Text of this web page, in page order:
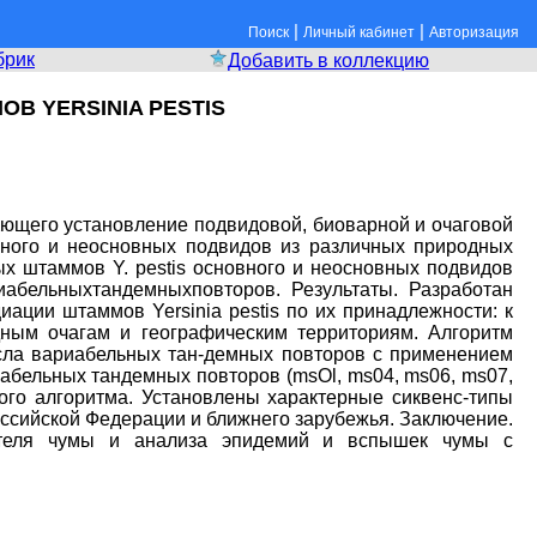
Поиск | Личный кабинет | Авторизация
Добавить в коллекцию
PESTIS
установление подвидовой, биоварной и очаговой
и неосновных подвидов из различных природных
штаммов Y. pestis основного и неосновных подвидов
Результаты. Разработан
штаммов Yersinia pestis по их принадлежности: к
очагам и географическим территориям. Алгоритм
вариабельных тан-демных повторов с применением
тандемных повторов (msOl, ms04, ms06, ms07,
алгоритма. Установлены характерные сиквенс-типы
Федерации и ближнего зарубежья. Заключение.
чумы и анализа эпидемий и вспышек чумы с